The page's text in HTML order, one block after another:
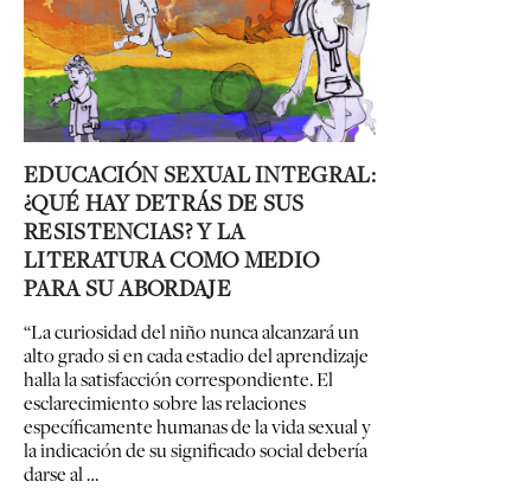
EDUCACIÓN SEXUAL INTEGRAL:
¿QUÉ HAY DETRÁS DE SUS
RESISTENCIAS? Y LA
LITERATURA COMO MEDIO
PARA SU ABORDAJE
“La curiosidad del niño nunca alcanzará un
alto grado si en cada estadio del aprendizaje
halla la satisfacción correspondiente. El
esclarecimiento sobre las relaciones
específicamente humanas de la vida sexual y
la indicación de su significado social debería
darse al …